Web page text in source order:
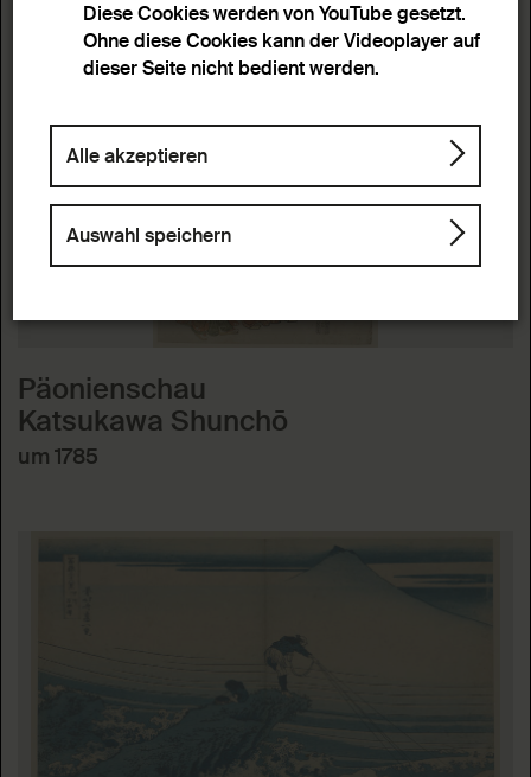
Päonienschau
Katsukawa Shunchō
um 1785
Diese Cookies werden von YouTube gesetzt.
Ohne diese Cookies kann der Videoplayer auf
dieser Seite nicht bedient werden.
Alle akzeptieren
Auswahl speichern